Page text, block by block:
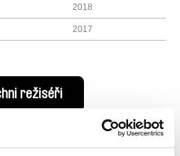
2018
2017
režiséři